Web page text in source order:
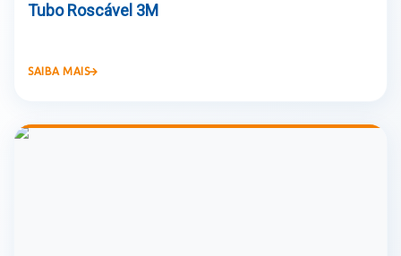
Tubo Roscável 3M
SAIBA MAIS